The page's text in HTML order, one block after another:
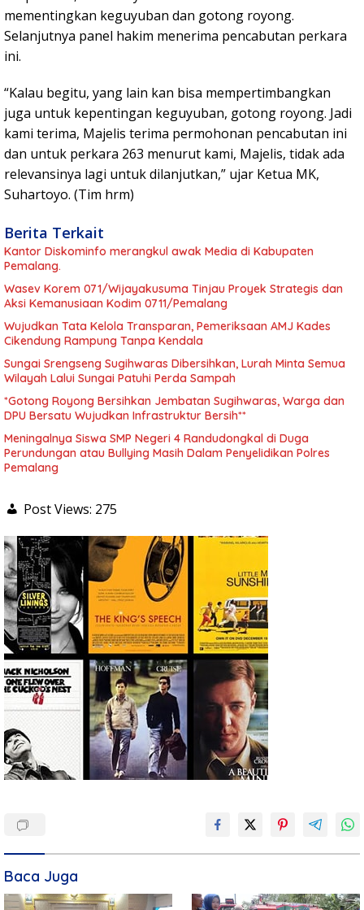
mementingkan keguyuban dan gotong royong.
Selanjutnya panel hakim menerima pencabutan perkara
ini.
“Kalau begitu, yang lain kan bisa mempertimbangkan
juga untuk kepentingan keguyuban, gotong royong. Jadi
kami terima, Majelis terima permohonan pencabutan ini
dan untuk perkara 263 menurut kami, Majelis, tidak ada
relevansinya lagi untuk dilanjutkan,” ujar Ketua MK,
Suhartoyo. (Tim hrm)
Berita Terkait
Kantor Diskominfo merangkul awak Media di Kabupaten
Pemalang.
Wasev Korem 071/Wijayakusuma Tinjau Proyek Strategis dan
Aksi Kemanusiaan Kodim 0711/Pemalang
Wujudkan Tata Kelola Transparan, Pemeriksaan AMJ Kades
Cikendung Rampung Tanpa Kendala
Sungai Srengseng Sugihwaras Dibersihkan, Lurah Minta Semua
Wilayah Lalui Sungai Patuhi Perda Sampah
*Gotong Royong Bersihkan Jembatan Sugihwaras, Warga dan
DPU Bersatu Wujudkan Infrastruktur Bersih**
Meningalnya Siswa SMP Negeri 4 Randudongkal di Duga
Perundungan atau Bullying Masih Dalam Penyelidikan Polres
Pemalang
Post Views: 275
Baca Juga